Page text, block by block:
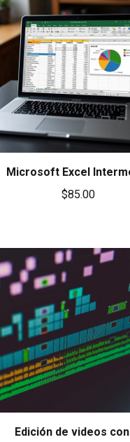
Microsoft Excel
$85.00
Edición de videos